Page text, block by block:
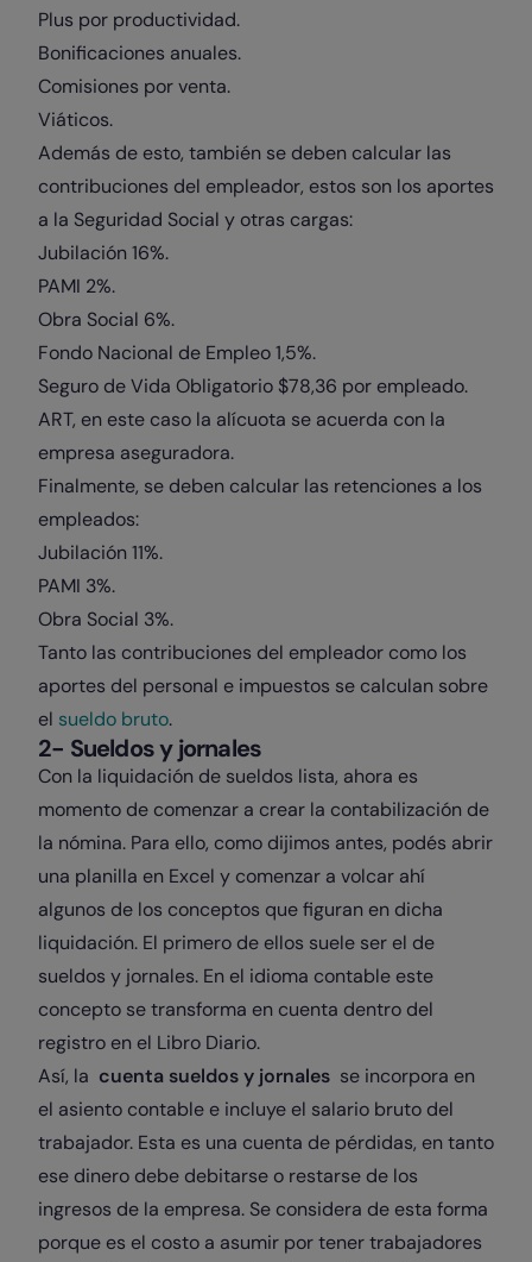
Plus por productividad.
Bonificaciones anuales.
Comisiones por venta.
Viáticos.
Además de esto, también se deben calcular las
contribuciones del empleador, estos son los aportes
a la Seguridad Social y otras cargas:
Jubilación 16%.
PAMI 2%.
Obra Social 6%.
Fondo Nacional de Empleo 1,5%.
Seguro de Vida Obligatorio $78,36 por empleado.
ART, en este caso la alícuota se acuerda con la
empresa aseguradora.
Finalmente, se deben calcular las retenciones a los
empleados:
Jubilación 11%.
PAMI 3%.
Obra Social 3%.
Tanto las contribuciones del empleador como los
aportes del personal e impuestos se calculan sobre
el sueldo bruto.
2- Sueldos y jornales
Con la liquidación de sueldos lista, ahora es
momento de comenzar a crear la contabilización de
la nómina. Para ello, como dijimos antes, podés abrir
una planilla en Excel y comenzar a volcar ahí
algunos de los conceptos que figuran en dicha
liquidación. El primero de ellos suele ser el de
sueldos y jornales. En el idioma contable este
concepto se transforma en cuenta dentro del
registro en el Libro Diario.
Así, la cuenta sueldos y jornales se incorpora en
el asiento contable e incluye el salario bruto del
trabajador. Esta es una cuenta de pérdidas, en tanto
ese dinero debe debitarse o restarse de los
ingresos de la empresa. Se considera de esta forma
porque es el costo a asumir por tener trabajadores